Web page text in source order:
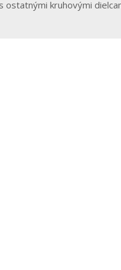
ostatnými kruhovými